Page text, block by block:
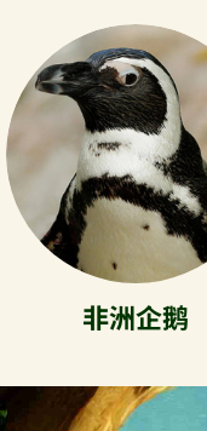
非洲企鹅